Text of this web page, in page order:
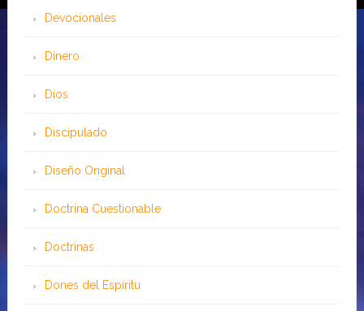
Devocionales
Dinero
Dios
Discipulado
Diseño Original
Doctrina Cuestionable
Doctrinas
Dones del Espíritu